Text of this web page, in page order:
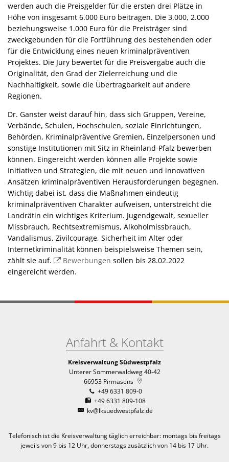
werden auch die Preisgelder für die ersten drei Plätze in
Höhe von insgesamt 6.000 Euro beitragen. Die 3.000, 2.000
beziehungsweise 1.000 Euro für die Preisträger sind
zweckgebunden für die Fortführung des bestehenden oder
für die Entwicklung eines neuen kriminalpräventiven
Projektes. Die Jury bewertet für die Preisvergabe auch die
Originalität, den Grad der Zielerreichung und die
Nachhaltigkeit, sowie die Übertragbarkeit auf andere
Regionen.
Dr. Ganster weist darauf hin, dass sich Gruppen, Vereine,
Verbände, Schulen, Hochschulen, soziale Einrichtungen,
Behörden, Kriminalpräventive Gremien, Einzelpersonen und
sonstige Institutionen mit Sitz in Rheinland-Pfalz bewerben
können. Eingereicht werden können alle Projekte sowie
Initiativen und Strategien, die mit neuen und innovativen
Ansätzen kriminalpräventiven Herausforderungen begegnen.
Wichtig dabei ist, dass die Maßnahmen eindeutig
kriminalpräventiven Charakter aufweisen, unterstreicht die
Landrätin ein wichtiges Kriterium. Jugendgewalt, sexueller
Missbrauch, Rechtsextremismus, Alkoholmissbrauch,
Vandalismus, Zivilcourage, Sicherheit im Alter oder
Internetkriminalität können beispielsweise Themen sein,
zählt sie auf.
Bewerbungen sollen bis 28.02.2022
eingereicht werden.
Anfahrt & Kontakt
Kreisverwaltung Südwestpfalz
Unterer Sommerwaldweg 40-42
66953 Pirmasens
+49 6331 809-0
+49 6331 809-108
kv@lksuedwestpfalz.de
Telefonisch ist die Kreisverwaltung täglich erreichbar: montags bis freitags
jeweils von 9 bis 12 Uhr, donnerstags zusätzlich von 14 bis 17 Uhr.